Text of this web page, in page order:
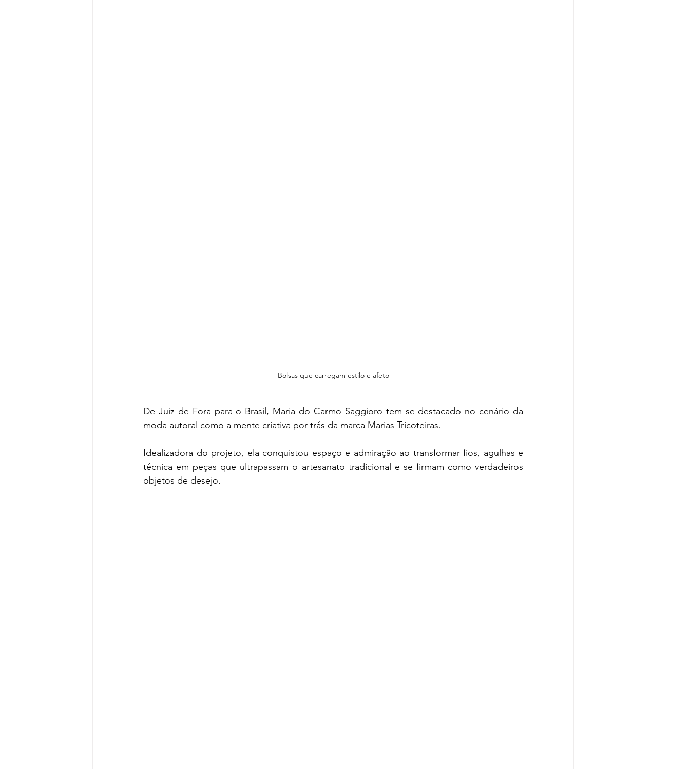
Bolsas que carregam estilo e afeto
De Juiz de Fora para o Brasil, Maria do Carmo Saggioro tem se destacado no cenário da
moda autoral como a mente criativa por trás da marca Marias Tricoteiras.
Idealizadora do projeto, ela conquistou espaço e admiração ao transformar fios, agulhas e
técnica em peças que ultrapassam o artesanato tradicional e se firmam como verdadeiros
objetos de desejo.